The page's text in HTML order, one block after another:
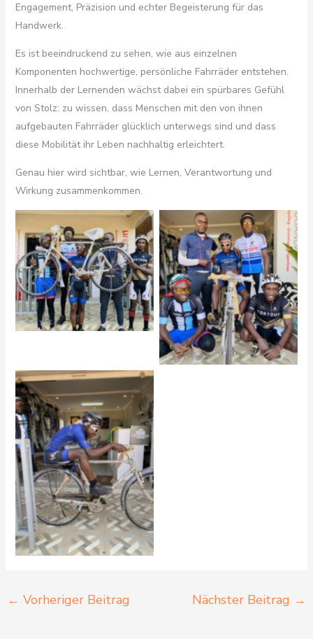
Engagement, Präzision und echter Begeisterung für das
Handwerk.
Es ist beeindruckend zu sehen, wie aus einzelnen
Komponenten hochwertige, persönliche Fahrräder entstehen.
Innerhalb der Lernenden wächst dabei ein spürbares Gefühl
von Stolz: zu wissen, dass Menschen mit den von ihnen
aufgebauten Fahrräder glücklich unterwegs sind und dass
diese Mobilität ihr Leben nachhaltig erleichtert.
Genau hier wird sichtbar, wie Lernen, Verantwortung und
Wirkung zusammenkommen.
← Vorheriger Beitrag Nächster Beitrag →